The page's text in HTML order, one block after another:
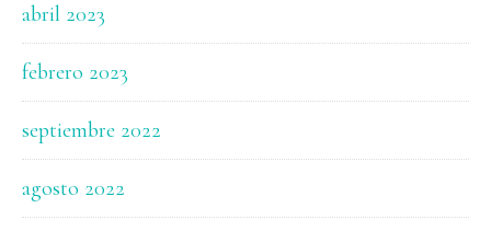
abril 2023
febrero 2023
septiembre 2022
agosto 2022